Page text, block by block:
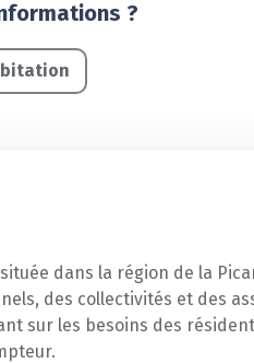
?
dans la région de la
des collectivités et des
sur les besoins des